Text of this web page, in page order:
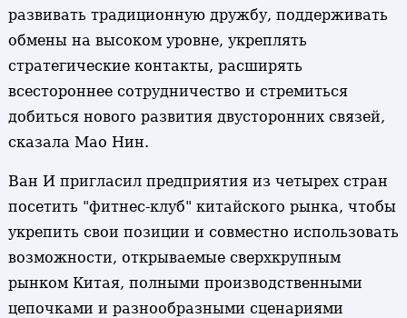
развивать традиционную дружбу, поддерживать
обмены на высоком уровне, укреплять
стратегические контакты, расширять
всестороннее сотрудничество и стремиться
добиться нового развития двусторонних связей,
сказала Мао Нин.
Ван И пригласил предприятия из четырех стран
посетить "фитнес-клуб" китайского рынка, чтобы
укрепить свои позиции и совместно использовать
возможности, открываемые сверхкрупным
рынком Китая, полными производственными
цепочками и разнообразными сценариями